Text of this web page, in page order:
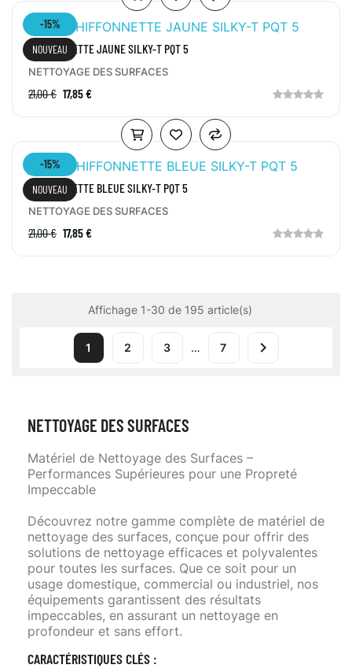
-15%
NOUVEAU
CHIFFONNETTE JAUNE SILKY-T PQT 5
NETTOYAGE DES SURFACES
21,00 € 17,85 €
-15%
NOUVEAU
CHIFFONNETTE BLEUE SILKY-T PQT 5
NETTOYAGE DES SURFACES
21,00 € 17,85 €
Affichage 1-30 de 195 article(s)
1 2 3 … 7 
NETTOYAGE DES SURFACES
Matériel de Nettoyage des Surfaces –
Performances Supérieures pour une Propreté
Impeccable
Découvrez notre gamme complète de matériel de
nettoyage des surfaces, conçue pour offrir des
solutions de nettoyage efficaces et polyvalentes
pour toutes les surfaces. Que ce soit pour un
usage domestique, commercial ou industriel, nos
équipements garantissent des résultats
impeccables, en assurant un nettoyage en
profondeur et sans effort.
CARACTÉRISTIQUES CLÉS :